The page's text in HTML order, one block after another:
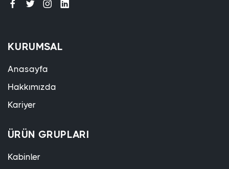
KURUMSAL
Anasayfa
Hakkımızda
Kariyer
ÜRÜN GRUPLARI
Kabinler